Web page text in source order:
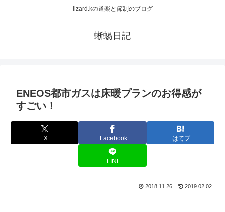
lizard.kの道楽と節制のブログ
蜥蜴日記
ENEOS都市ガスは床暖プランのお得感が
すごい！
X Facebook はてブ
LINE
2018.11.26 2019.02.02